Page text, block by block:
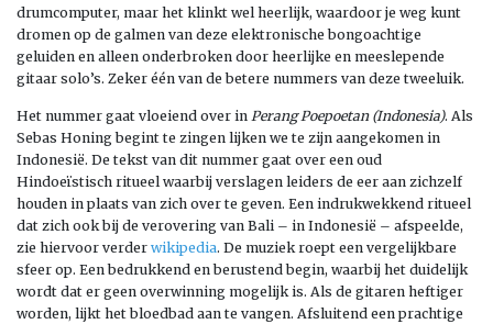
drumcomputer, maar het klinkt wel heerlijk, waardoor je weg kunt
dromen op de galmen van deze elektronische bongoachtige
geluiden en alleen onderbroken door heerlijke en meeslepende
gitaar solo’s. Zeker één van de betere nummers van deze tweeluik.
Het nummer gaat vloeiend over in Perang Poepoetan (Indonesia). Als
Sebas Honing begint te zingen lijken we te zijn aangekomen in
Indonesië. De tekst van dit nummer gaat over een oud
Hindoeïstisch ritueel waarbij verslagen leiders de eer aan zichzelf
houden in plaats van zich over te geven. Een indrukwekkend ritueel
dat zich ook bij de verovering van Bali – in Indonesië – afspeelde,
zie hiervoor verder wikipedia. De muziek roept een vergelijkbare
sfeer op. Een bedrukkend en berustend begin, waarbij het duidelijk
wordt dat er geen overwinning mogelijk is. Als de gitaren heftiger
worden, lijkt het bloedbad aan te vangen. Afsluitend een prachtige